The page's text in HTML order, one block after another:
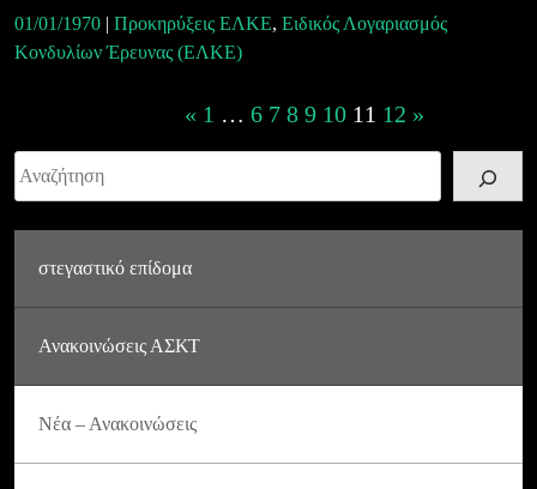
01/01/1970 | Προκηρύξεις ΕΛΚΕ, Ειδικός Λογαριασμός
Κονδυλίων Έρευνας (ΕΛΚΕ)
navigation
« 1 … 6 7 8 9 10 11 12 »
Αναζήτηση
στεγαστικό επίδομα
Ανακοινώσεις ΑΣΚΤ
Νέα – Ανακοινώσεις